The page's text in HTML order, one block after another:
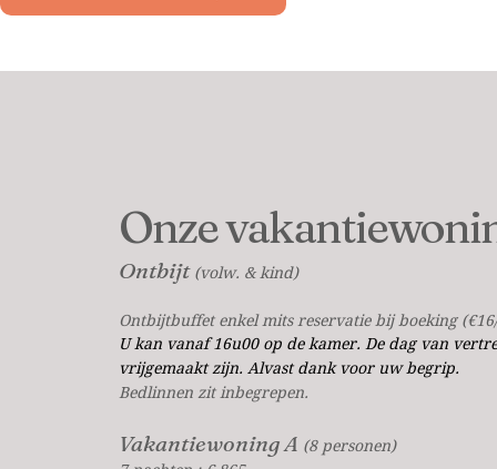
Onze
Ontbijt(volw. & kind)
Ontbijtbuffet enkel mits reservatie bij boeking
U kan vanaf 16u00 op de kamer. De dag van
vrijgemaakt zijn. Alvast dank voor uw begrip.
Bedlinnen zit inbegrepen.
Vakantiewoning A (8 personen)